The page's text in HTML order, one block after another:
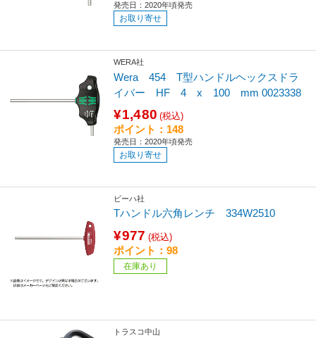
発売日：2020年頃発売
お取り寄せ
WERA社
Wera 454 T型ハンドルヘックスドラ
イバー HF 4 x 100 mm 0023338
¥1,480 (税込)
ポイント：148
発売日：2020年頃発売
お取り寄せ
ビーハ社
Tハンドル六角レンチ 334W2510
¥977 (税込)
ポイント：98
在庫あり
トラスコ中山